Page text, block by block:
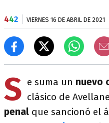
442 VIERNES 16 DE ABRIL DE 2021
S e suma un nuevo
clásico de
penal que sancionó el